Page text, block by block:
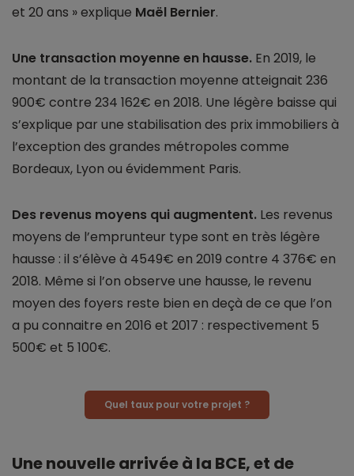
et 20 ans » explique Maël Bernier.
Une transaction moyenne en hausse. En 2019, le
montant de la transaction moyenne atteignait 236
900€ contre 234 162€ en 2018. Une légère baisse qui
s’explique par une stabilisation des prix immobiliers à
l’exception des grandes métropoles comme
Bordeaux, Lyon ou évidemment Paris.
Des revenus moyens qui augmentent. Les revenus
moyens de l’emprunteur type sont en très légère
hausse : il s’élève à 4549€ en 2019 contre 4 376€ en
2018. Même si l’on observe une hausse, le revenu
moyen des foyers reste bien en deçà de ce que l’on
a pu connaitre en 2016 et 2017 : respectivement 5
500€ et 5 100€.
Quel taux pour votre projet ?
Une nouvelle arrivée à la BCE, et de